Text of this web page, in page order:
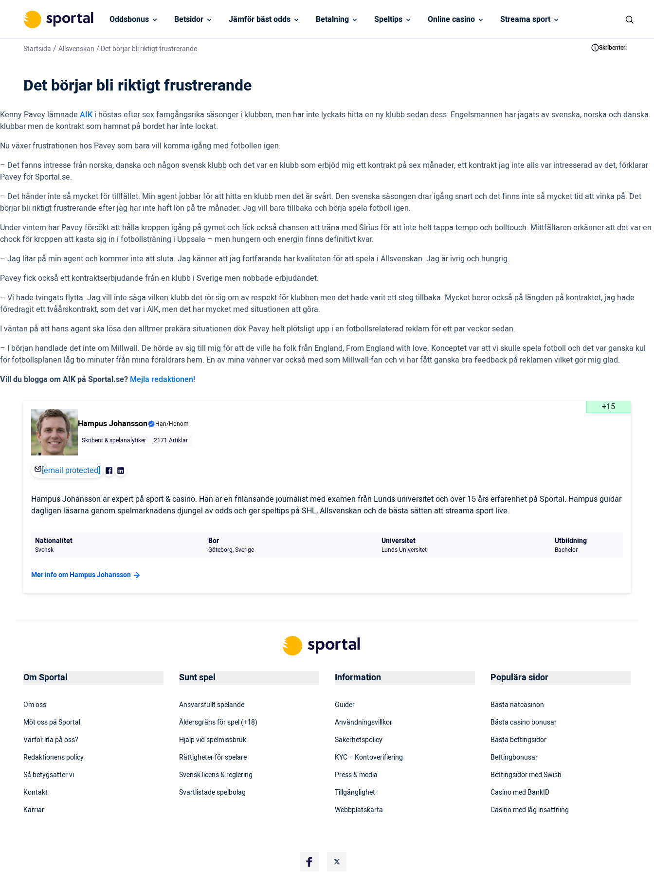
Oddsbonus Betsidor Jämför bäst odds Betalning Speltips Online casino Streama sport
Startsida / Allsvenskan /Det börjar bli riktigt frustrerande Skribenter:
Det börjar bli riktigt frustrerande
Kenny Pavey lämnade AIK i höstas efter sex famgångsrika säsonger i klubben, men har inte lyckats hitta en ny klubb sedan dess. Engelsmannen har jagats av svenska, norska och danska
klubbar men de kontrakt som hamnat på bordet har inte lockat.
Nu växer frustrationen hos Pavey som bara vill komma igång med fotbollen igen.
– Det fanns intresse från norska, danska och någon svensk klubb och det var en klubb som erbjöd mig ett kontrakt på sex månader, ett kontrakt jag inte alls var intresserad av det, förklarar
Pavey för Sportal.se.
– Det händer inte så mycket för tillfället. Min agent jobbar för att hitta en klubb men det är svårt. Den svenska säsongen drar igång snart och det finns inte så mycket tid att vinka på. Det
börjar bli riktigt frustrerande efter jag har inte haft lön på tre månader. Jag vill bara tillbaka och börja spela fotboll igen.
Under vintern har Pavey försökt att hålla kroppen igång på gymet och fick också chansen att träna med Sirius för att inte helt tappa tempo och bolltouch. Mittfältaren erkänner att det var en
chock för kroppen att kasta sig in i fotbollsträning i Uppsala – men hungern och energin finns definitivt kvar.
– Jag litar på min agent och kommer inte att sluta. Jag känner att jag fortfarande har kvaliteten för att spela i Allsvenskan. Jag är ivrig och hungrig.
Pavey fick också ett kontraktserbjudande från en klubb i Sverige men nobbade erbjudandet.
– Vi hade tvingats flytta. Jag vill inte säga vilken klubb det rör sig om av respekt för klubben men det hade varit ett steg tillbaka. Mycket beror också på längden på kontraktet, jag hade
föredragit ett tvåårskontrakt, som det var i AIK, men det har mycket med situationen att göra.
I väntan på att hans agent ska lösa den alltmer prekära situationen dök Pavey helt plötsligt upp i en fotbollsrelaterad reklam för ett par veckor sedan.
– I början handlade det inte om Millwall. De hörde av sig till mig för att de ville ha folk från England, From England with love. Konceptet var att vi skulle spela fotboll och det var ganska kul
för fotbollsplanen låg tio minuter från mina föräldrars hem. En av mina vänner var också med som Millwall-fan och vi har fått ganska bra feedback på reklamen vilket gör mig glad.
Vill du blogga om AIK på Sportal.se? Mejla redaktionen!
Hampus Johansson
Han/Honom
Skribent & spelanalytiker
2171 Artiklar
[email protected]
Hampus Johansson är expert på sport & casino. Han är en frilansande journalist med examen från Lunds universitet och över 15 års erfarenhet på Sportal. Hampus guidar
dagligen läsarna genom spelmarknadens djungel av odds och ger speltips på SHL, Allsvenskan och de bästa sätten att streama sport live.
Nationalitet
Svensk
Bor
Göteborg, Sverige
Universitet
Lunds Universitet
Utbildning
Bachelor
Mer info om Hampus Johansson
+15
Om Sportal
Om oss
Möt oss på Sportal
Varför lita på oss?
Redaktionens policy
Så betygsätter vi
Kontakt
Karriär
Sunt spel
Ansvarsfullt spelande
Åldersgräns för spel (+18)
Hjälp vid spelmissbruk
Rättigheter för spelare
Svensk licens & reglering
Svartlistade spelbolag
Information
Guider
Användningsvillkor
Säkerhetspolicy
KYC – Kontoverifiering
Press & media
Tillgänglighet
Webbplatskarta
Populära sidor
Bästa nätcasinon
Bästa casino bonusar
Bästa bettingsidor
Bettingbonusar
Bettingsidor med Swish
Casino med BankID
Casino med låg insättning